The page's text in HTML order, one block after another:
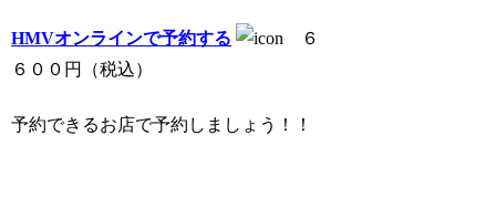
HMVオンラインで予約する
６
６００円（税込）
予約できるお店で予約しましょう！！